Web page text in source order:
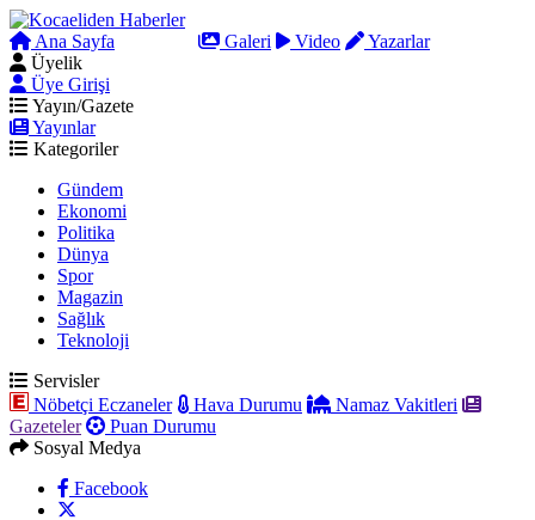
Ana Sayfa Galeri Video
Yazarlar
Üyelik
Üye Girişi
Yayın/Gazete
Yayınlar
Kategoriler
Gündem
Ekonomi
Politika
Dünya
Spor
Magazin
Sağlık
Teknoloji
Servisler
Nöbetçi Eczaneler
Hava Durumu
Namaz Vakitleri
Gazeteler
Puan Durumu
Sosyal Medya
Facebook